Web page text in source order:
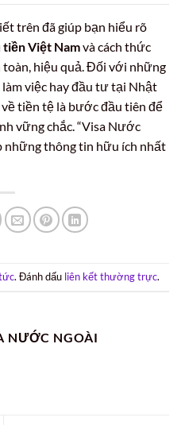
trên đã giúp bạn hiểu rõ
tiền Việt Namvà cách thức
toàn, hiệu quả. Đối với những
làm việc hay đầu tư tại Nhật
tiền tệ là bước đầu tiên để
vững chắc. “Visa Nước
những thông tin hữu ích nhất
. Đánh dấu liên kết thường trực.
NƯỚC NGOÀI